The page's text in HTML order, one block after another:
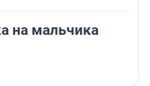
на мальчика